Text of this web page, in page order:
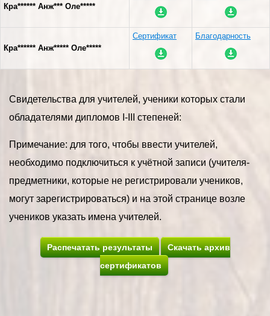
Кра****** Анж*** Оле*****
Кра****** Анж***** Оле*****
Сертификат Благодарность
Свидетельства для учителей, ученики которых стали
обладателями дипломов I-III степеней:
Примечание: для того, чтобы ввести учителей,
необходимо подключиться к учётной записи (учителя-
предметники, которые не регистрировали учеников,
могут зарегистрироваться) и на этой странице возле
учеников указать имена учителей.
Распечатать результаты
Скачать архив
сертификатов